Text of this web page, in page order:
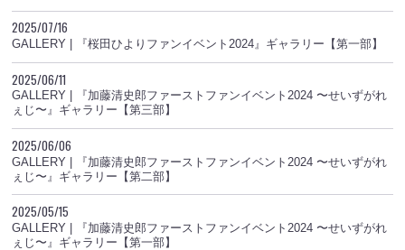
2025/07/16
GALLERY | 『桜田ひよりファンイベント2024』ギャラリー【第一部】
2025/06/11
GALLERY | 『加藤清史郎ファーストファンイベント2024 〜せいずがれ
ぇじ〜』ギャラリー【第三部】
2025/06/06
GALLERY | 『加藤清史郎ファーストファンイベント2024 〜せいずがれ
ぇじ〜』ギャラリー【第二部】
2025/05/15
GALLERY | 『加藤清史郎ファーストファンイベント2024 〜せいずがれ
ぇじ〜』ギャラリー【第一部】